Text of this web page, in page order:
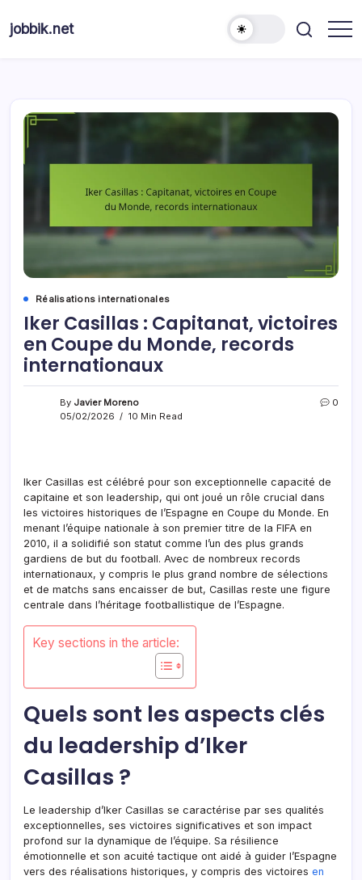
jobbik.net
Réalisations internationales
Iker Casillas : Capitanat, victoires
en Coupe du Monde, records
internationaux
By Javier Moreno
05/02/2026
10 Min Read
0
Iker Casillas est célébré pour son exceptionnelle capacité de
capitaine et son leadership, qui ont joué un rôle crucial dans
les victoires historiques de l’Espagne en Coupe du Monde. En
menant l’équipe nationale à son premier titre de la FIFA en
2010, il a solidifié son statut comme l’un des plus grands
gardiens de but du football. Avec de nombreux records
internationaux, y compris le plus grand nombre de sélections
et de matchs sans encaisser de but, Casillas reste une figure
centrale dans l’héritage footballistique de l’Espagne.
Key sections in the article:
Quels sont les aspects clés
du leadership d’Iker
Casillas ?
Le leadership d’Iker Casillas se caractérise par ses qualités
exceptionnelles, ses victoires significatives et son impact
profond sur la dynamique de l’équipe. Sa résilience
émotionnelle et son acuité tactique ont aidé à guider l’Espagne
vers des réalisations historiques, y compris des victoires en